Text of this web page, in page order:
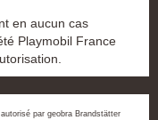
en aucun cas
Playmobil France
par geobra Brandstätter